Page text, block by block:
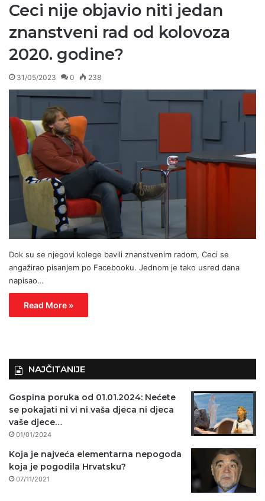
Ceci nije objavio niti jedan
znanstveni rad od kolovoza
2020. godine?
31/05/2023 0 238
Dok su se njegovi kolege bavili znanstvenim radom, Ceci se
angažirao pisanjem po Facebooku. Jednom je tako usred dana
napisao…
Read More »
NAJČITANIJE
Gospina poruka od 01.01.2024: Nećete
se pokajati ni vi ni vaša djeca ni djeca
vaše djece…
01/01/2024
Koja je najveća elementarna nepogoda
koja je pogodila Hrvatsku?
07/11/2021